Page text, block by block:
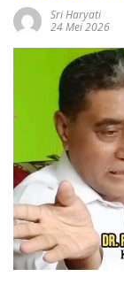
Sri Haryati
24 Mei 2026